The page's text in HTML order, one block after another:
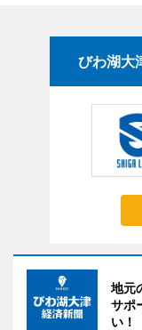
びわ湖大
地元
サポ
い！